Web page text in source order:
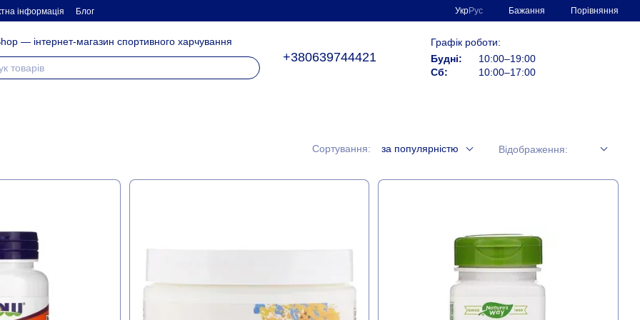
інформація Блог УкрРус Бажання Порівняння
— інтернет-магазин спортивного харчування
+380639744421
Графік роботи:
Будні:
10:00–19:00
Сб:
10:00–17:00
Сортування: за популярністю Відображення: